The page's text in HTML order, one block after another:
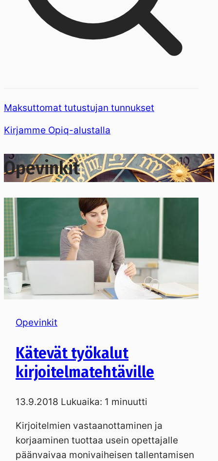
Maksuttomat tutustujan tunnukset
Kirjamme Opiq-alustalla
Opevinkit
Opevinkit
Kätevät työkalut
kirjoitelmatehtäville
13.9.2018 Lukuaika: 1 minuutti
Kirjoitelmien vastaanottaminen ja
korjaaminen tuottaa usein opettajalle
päänvaivaa monivaiheisen tallentamisen